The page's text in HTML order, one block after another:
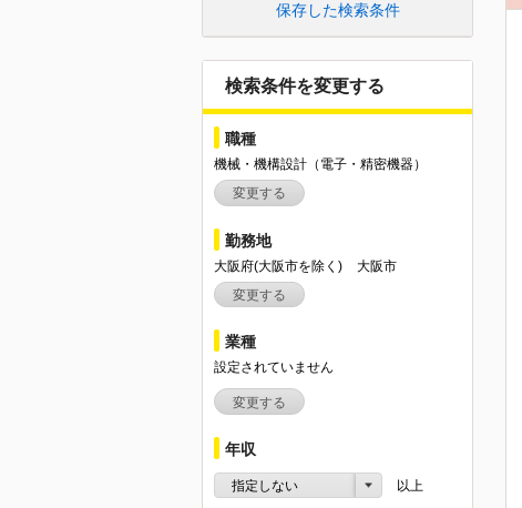
保存した検索条件
検索条件を変更する
職種
機械・機構設計（電子・精密機器）
変更する
勤務地
大阪府(大阪市を除く)
大阪市
変更する
業種
設定されていません
変更する
年収
指定しない 以上